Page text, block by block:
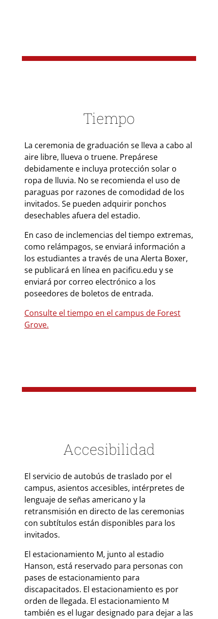
Tiempo
La ceremonia de graduación se lleva a cabo al
aire libre, llueva o truene. Prepárese
debidamente e incluya protección solar o
ropa de lluvia. No se recomienda el uso de
paraguas por razones de comodidad de los
invitados. Se pueden adquirir ponchos
desechables afuera del estadio.
En caso de inclemencias del tiempo extremas,
como relámpagos, se enviará información a
los estudiantes a través de una Alerta Boxer,
se publicará en línea en pacificu.edu y se
enviará por correo electrónico a los
poseedores de boletos de entrada.
Consulte el tiempo en el campus de Forest
Grove.
Accesibilidad
El servicio de autobús de traslado por el
campus, asientos accesibles, intérpretes de
lenguaje de señas americano y la
retransmisión en directo de las ceremonias
con subtítulos están disponibles para los
invitados.
El estacionamiento M, junto al estadio
Hanson, está reservado para personas con
pases de estacionamiento para
discapacitados. El estacionamiento es por
orden de llegada. El estacionamiento M
también es el lugar designado para dejar a las